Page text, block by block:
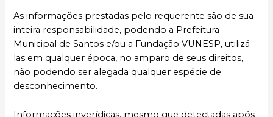
As informações prestadas pelo requerente são de sua
inteira responsabilidade, podendo a Prefeitura
Municipal de Santos e/ou a Fundação VUNESP, utilizá-
las em qualquer época, no amparo de seus direitos,
não podendo ser alegada qualquer espécie de
desconhecimento.
Informações inverídicas, mesmo que detectadas após